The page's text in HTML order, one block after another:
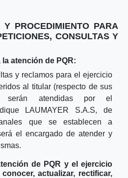
PROCEDIMIENTO PARA
CONSULTAS Y
atención de PQR:
y reclamos para el ejercicio
al titular (respecto de sus
serán atendidas por el
LAUMAYER S.A.S, de
que se establecen a
el encargado de atender y
de PQR y el ejercicio
actualizar, rectificar,